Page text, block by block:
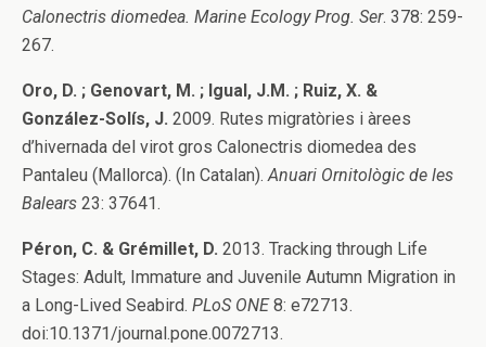
Calonectris diomedea. Marine Ecology Prog. Ser. 378: 259-
267.
Oro, D. ; Genovart, M. ; Igual, J.M. ; Ruiz, X. &
González-Solís, J. 2009. Rutes migratòries i àrees
d’hivernada del virot gros Calonectris diomedea des
Pantaleu (Mallorca). (In Catalan). Anuari Ornitològic de les
Balears 23: 37641.
Péron, C. & Grémillet, D. 2013. Tracking through Life
Stages: Adult, Immature and Juvenile Autumn Migration in
a Long-Lived Seabird. PLoS ONE8: e72713.
doi:10.1371/journal.pone.0072713.